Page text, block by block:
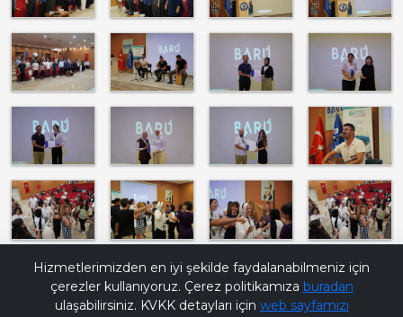
Hizmetlerimizden en iyi şekilde faydalanabilmeniz için
çerezler kullanıyoruz. Çerez politikamıza buradan
ulaşabilirsiniz. KVKK detayları için web sayfamızı
Bana Soru Sor | Ask Me